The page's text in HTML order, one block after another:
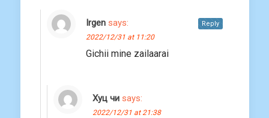
Irgen says:
2022/12/31 at 11:20
Gichii mine zailaarai
Reply
Хуц чи says:
2022/12/31 at 21:38